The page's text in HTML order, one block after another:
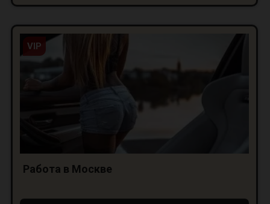
VIP
Работа в Москве